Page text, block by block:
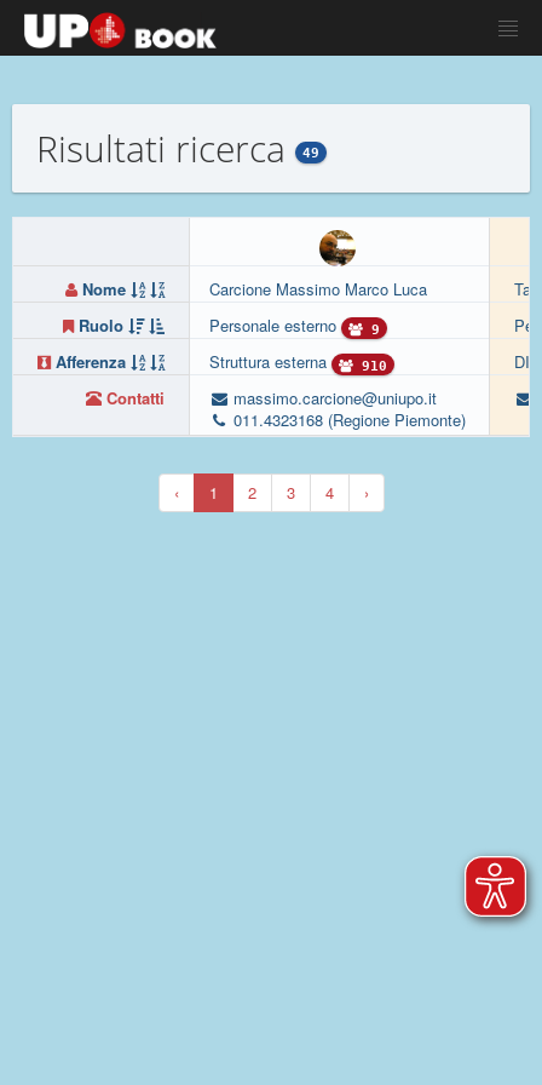
Risultati ricerca 49
Nome
Ruolo
Afferenza
Contatti
Carcione Massimo Marco Luca
Personale esterno
9
Struttura esterna 910
massimo.carcione@uniupo.it
011.4323168 (Regione Piemonte)
‹ 1 2 3 4 ›